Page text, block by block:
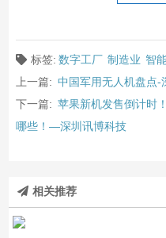
标签: 数字工厂 制造业 智
上一篇: 中国军用无人机盘点-
下一篇: 苹果新机发售倒计时
哪些！—深圳讯博科技
相关推荐